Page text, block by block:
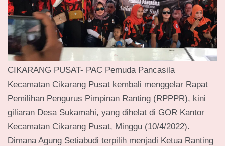
CIKARANG PUSAT- PAC Pemuda Pancasila
Kecamatan Cikarang Pusat kembali menggelar Rapat
Pemilihan Pengurus Pimpinan Ranting (RPPPR), kini
giliaran Desa Sukamahi, yang dihelat di GOR Kantor
Kecamatan Cikarang Pusat, Minggu (10/4/2022).
Dimana Agung Setiabudi terpilih menjadi Ketua Ranting